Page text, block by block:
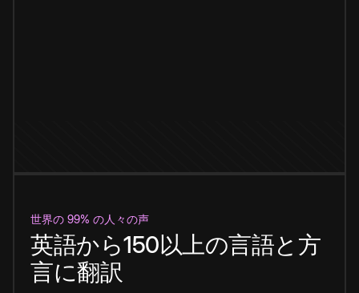
世界の 99% の人々の声
英語から150以上の言語と方
言に翻訳